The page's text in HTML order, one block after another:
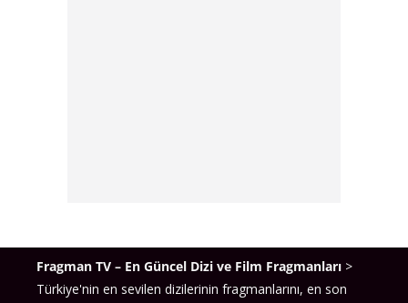
Fragman TV – En Güncel Dizi ve Film Fragmanları >
Türkiye'nin en sevilen dizilerinin fragmanlarını, en son